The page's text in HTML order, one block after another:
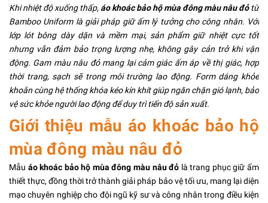
Khi nhiệt độ xuống thấp, áo khoác bảo hộ mùa đông màu nâu đỏ từ
Bamboo Uniform là giải pháp giữ ấm lý tưởng cho công nhân. Với
lớp lót bông dày dặn và mềm mại, sản phẩm giữ nhiệt cực tốt
nhưng vẫn đảm bảo trọng lượng nhẹ, không gây cản trở khi vận
động. Gam màu nâu đỏ mang lại cảm giác ấm áp về thị giác, hợp
thời trang, sạch sẽ trong môi trường lao động. Form dáng khỏe
khoắn cùng hệ thống khóa kéo kín khít giúp ngăn chặn gió lạnh, bảo
vệ sức khỏe người lao động để duy trì tiến độ sản xuất.
Giới thiệu mẫu áo khoác bảo hộ
mùa đông màu nâu đỏ
Mẫu áo khoác bảo hộ mùa đông màu nâu đỏ là trang phục giữ ấm
thiết thực, đồng thời trở thành giải pháp bảo vệ tối ưu, mang lại diện
mạo chuyên nghiệp cho đội ngũ kỹ sư và công nhân trong điều kiện